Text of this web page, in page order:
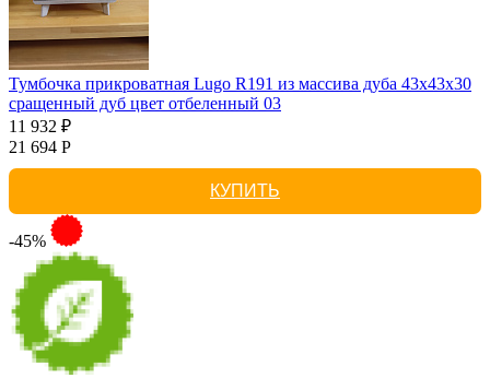
Тумбочка прикроватная Lugo R191 из массива дуба 43х43х30
сращенный дуб цвет отбеленный 03
11 932 ₽
21 694 Р
КУПИТЬ
-45%